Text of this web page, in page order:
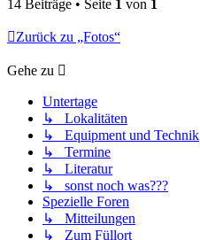
14 Beiträge • Seite 1 von 1
Zurück zu „Fotos“
Gehe zu
Untertage
↳ Lokalitäten
↳ Equipment und Technik
↳ Termine
↳ Literatur
↳ sonst noch was???
Spezielle Foren
↳ Mitteilungen
↳ Zum Füllort